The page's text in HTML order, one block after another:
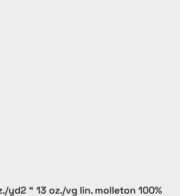
yd2 “ 13 oz./vg lin. molleton 100%